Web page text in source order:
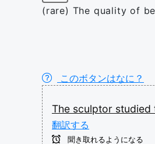
(rare) The quality of
このボタンはなに？
The sculptor studied
翻訳する
聞き取れるようになる